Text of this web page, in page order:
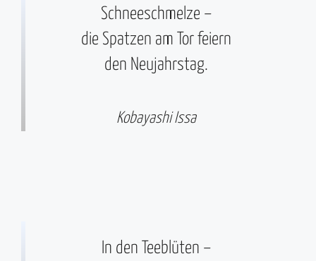
Schneeschmelze –
die Spatzen am Tor feiern
den Neujahrstag.
Kobayashi Issa
In den Teeblüten –